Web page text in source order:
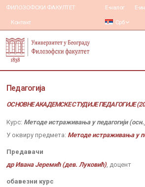
ФИЛОЗОФСКИ ФАКУЛТЕТ
Контакт
Е-налог Е-
Срб
Педагогија
ОСНОВНЕ АКАДЕМСКЕ СТУДИЈЕ ПЕДАГОГИЈЕ
Курс: Методе истраживања у педагогији
У оквиру предмета: Методе истраживања у
Предавачи
др Ивана Јеремић (дев. Луковић), доцент
обавезни курс